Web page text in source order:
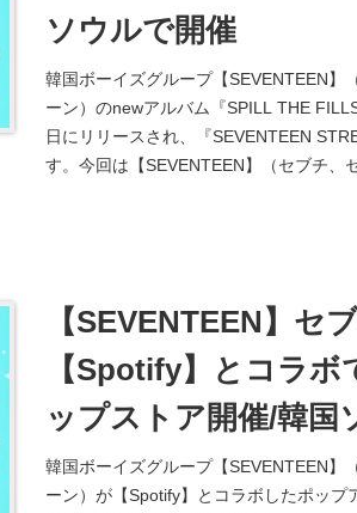
ソウルで開催
韓国ボーイズグループ【SEVENTEEN】
ーン）のnewアルバム『SPILL THE
日にリリースされ、『SEVENTEEN
す。今回は【SEVENTEEN】（セブチ、
『SEVENTEEN STREET』についてまと
【SEVENTEEN】セ
【Spotify】とコラボ
ップストア開催/韓国
韓国ボーイズグループ【SEVENTEEN】
ーン）が【Spotify】とコラボしたポップ